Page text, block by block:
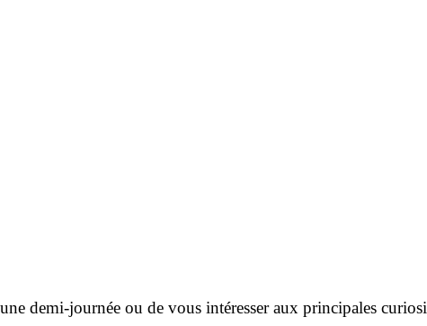
demi-journée ou de vous intéresser aux principales